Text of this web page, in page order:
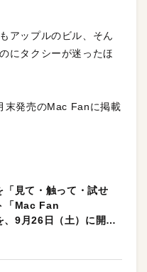
アップルのビル、そん
にタクシーが迷ったほ
末発売のMac Fanに掲載
「見て・触って・試せ
「Mac Fan
9月26日（土）に開催